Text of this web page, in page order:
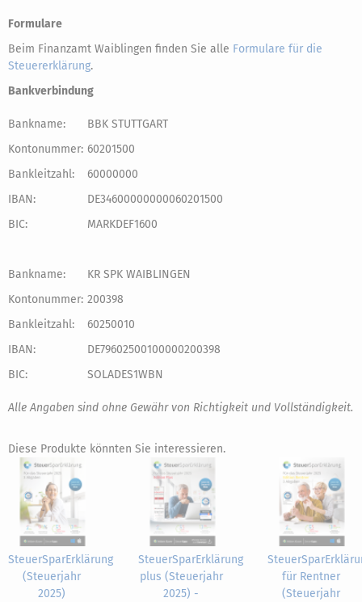
Formulare
Beim Finanzamt Waiblingen finden Sie alle Formulare für die
Steuererklärung.
Bankverbindung
Bankname:
BBK STUTTGART
Kontonummer: 60201500
Bankleitzahl:
60000000
IBAN:
DE34600000000060201500
BIC:
MARKDEF1600
Bankname:
KR SPK WAIBLINGEN
Kontonummer: 200398
Bankleitzahl:
60250010
IBAN:
DE79602500100000200398
BIC:
SOLADES1WBN
Alle Angaben sind ohne Gewähr von Richtigkeit und Vollständigkeit.
Diese Produkte könnten Sie interessieren.
SteuerSparErklärung
(Steuerjahr
2025)
SteuerSparErklärung
plus (Steuerjahr
2025) -
für Rentner
(Steuerjahr